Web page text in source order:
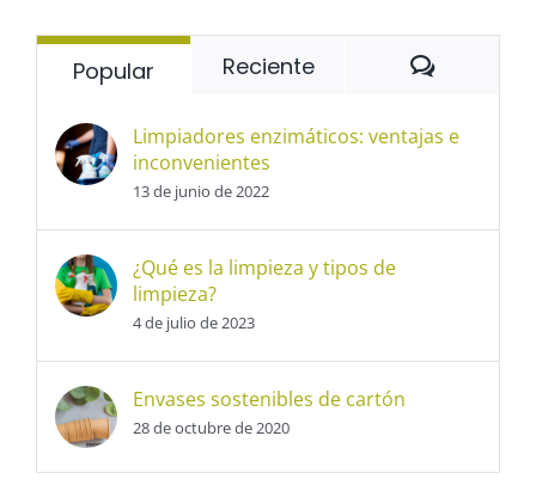
Popular Reciente
Limpiadores enzimáticos: ventajas e
inconvenientes
13 de junio de 2022
¿Qué es la limpieza y tipos de
limpieza?
4 de julio de 2023
Envases sostenibles de cartón
28 de octubre de 2020